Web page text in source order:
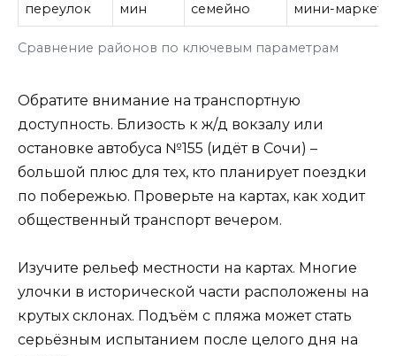
Сравнение районов по ключевым параметрам
переулок
мин
семейно
мини-маркеты
Обратите внимание на транспортную
доступность. Близость к ж/д вокзалу или
остановке автобуса №155 (идёт в Сочи) –
большой плюс для тех, кто планирует поездки
по побережью. Проверьте на картах, как ходит
общественный транспорт вечером.
Изучите рельеф местности на картах. Многие
улочки в исторической части расположены на
крутых склонах. Подъём с пляжа может стать
серьёзным испытанием после целого дня на